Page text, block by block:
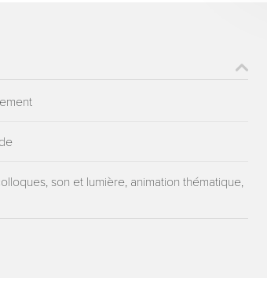
son et lumière, animation thématique,